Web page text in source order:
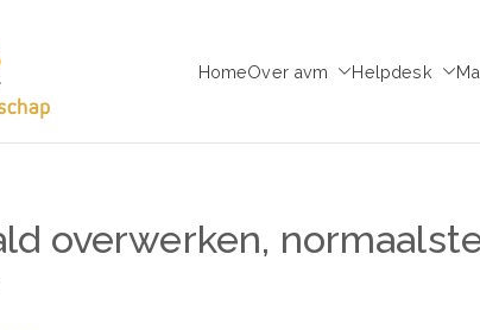
Trainingen voor Medezeggenschap -
HomeOver avm Helpdesk
overwerken,